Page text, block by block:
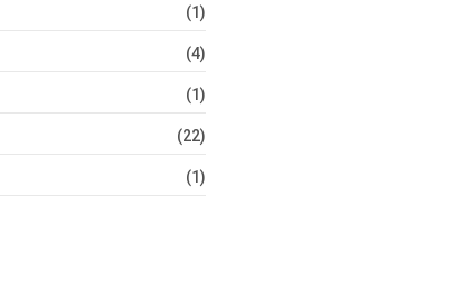
(1)
(4)
(1)
(22)
(1)